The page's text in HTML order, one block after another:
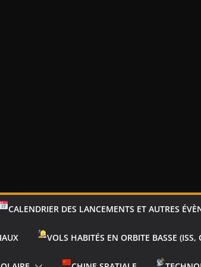
CALENDRIER DES LANCEMENTS ET AUTRES
VOLS HABITÉS EN ORBITE BASSE (ISS,